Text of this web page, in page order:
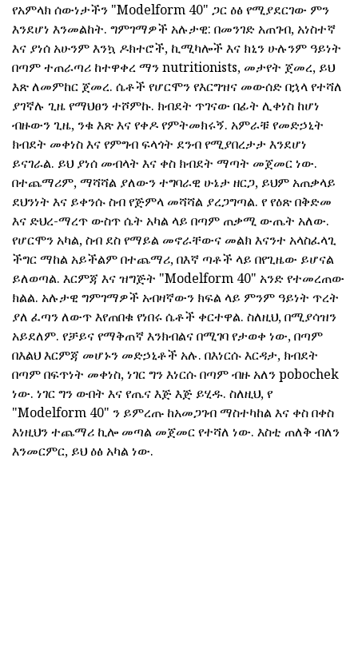
የአምላክ ሰውነታችን "Modelform 40" ጋር ዕፅ የሚያደርገው ምን
እንደሆነ እንመልከት. ግምገማዎች አሉታዊ: በመንገድ አጠገብ, አነስተኛ
እና ያነሰ አሁንም እንኳ ዶክተሮች, ኪሚካሎች እና ክኒን ሁሉንም ዓይነት
በጣም ተጠራጣሪ ከተዋቀረ ማን nutritionists, መታየት ጀመረ, ይህ
እጽ ለመምከር ጀመረ. ሴቶች የሆርሞን የእርግዝና መውሰድ በኋላ የተሻለ
ያገኛሉ ጊዜ የማህፀን ተሾምኩ. ክብደት ጥገናው በፊት ሊቀነስ ከሆነ
ብዙውን ጊዜ, ንቁ እጽ እና የቀዶ የምትመክሩኝ. አምራቹ የመድኃኒት
ክብደት መቀነስ እና የምግብ ፍላጎት ደንብ የሚያበረታታ እንደሆነ
ይናገራል. ይህ ያነሰ መብላት እና ቀስ ክብደት ማጣት መጀመር ነው.
በተጨማሪም, ማሻሻል ያለውን ተግባራዊ ሁኔታ ዘርጋ, ይህም አጠቃላይ
ደህንነት እና ይቀንሱ ስብ የጅምላ መሻሻል ያረጋግጣል. የ የዕጽ በቅድመ
እና ድህረ-ማረጥ ውስጥ ሴት አካል ላይ በጣም ጠቃሚ ውጤት አለው.
የሆርሞን አካል, ስብ ደስ የማይል መኖራቸውና መልክ እናንተ አላስፈላጊ
ችግር ማከል አይችልም በተጨማሪ, በእኛ ጣቶች ላይ በየጊዜው ይሆናል
ይለወጣል. እርምጃ እና ዝግጅት "Modelform 40" አንድ የተመረጠው
ክልል. አሉታዊ ግምገማዎች አብዛኛውን ክፍል ላይ ምንም ዓይነት ጥረት
ያለ ፈጣን ለውጥ እየጠበቁ የነበሩ ሴቶች ቀርተዋል. ስለዚህ, በሚያሳዝን
አይደለም. የቻይና የማቅጠኛ እንክብልና በሚገባ የታወቀ ነው, በጣም
በእልህ እርምጃ መሆኑን መድኃኒቶች አሉ. በእነርሱ እርዳታ, ክብደት
በጣም በፍጥነት መቀነስ, ነገር ግን እነርሱ በጣም ብዙ አለን pobochek
ነው. ነገር ግን ውበት እና የጤና እጅ እጅ ይሂዱ. ስለዚህ, የ
"Modelform 40" ን ይምረጡ ከአመጋገብ ማስተካከል እና ቀስ በቀስ
እነዚህን ተጨማሪ ኪሎ መጣል መጀመር የተሻለ ነው. እስቲ ጠለቅ ብለን
እንመርምር, ይህ ዕፅ አካል ነው.